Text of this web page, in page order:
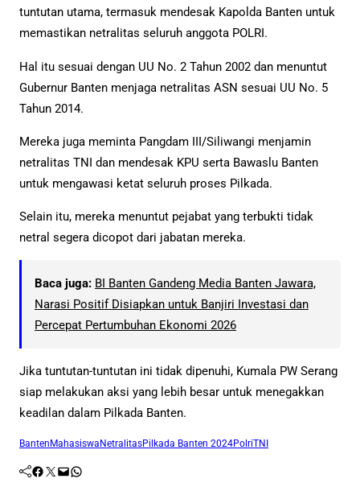
tuntutan utama, termasuk mendesak Kapolda Banten untuk
memastikan netralitas seluruh anggota POLRI.
Hal itu sesuai dengan UU No. 2 Tahun 2002 dan menuntut
Gubernur Banten menjaga netralitas ASN sesuai UU No. 5
Tahun 2014.
Mereka juga meminta Pangdam III/Siliwangi menjamin
netralitas TNI dan mendesak KPU serta Bawaslu Banten
untuk mengawasi ketat seluruh proses Pilkada.
Selain itu, mereka menuntut pejabat yang terbukti tidak
netral segera dicopot dari jabatan mereka.
Baca juga: BI Banten Gandeng Media Banten Jawara,
Narasi Positif Disiapkan untuk Banjiri Investasi dan
Percepat Pertumbuhan Ekonomi 2026
Jika tuntutan-tuntutan ini tidak dipenuhi, Kumala PW Serang
siap melakukan aksi yang lebih besar untuk menegakkan
keadilan dalam Pilkada Banten.
Banten Mahasiswa NetralitasPilkada Banten 2024PolriTNI
Facebook Twitter Mail WhatsApp